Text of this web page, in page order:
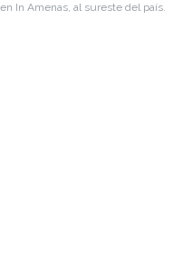
In Amenas, al sureste del país.